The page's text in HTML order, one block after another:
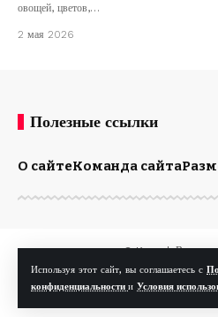
Используя этот сайт, вы соглашаетесь с
конфиденциальности и Условия
овощей, цветов,…
2 мая 2026
Полезные ссылки
О сайтеКоманда сайта
© Kp.md. Все